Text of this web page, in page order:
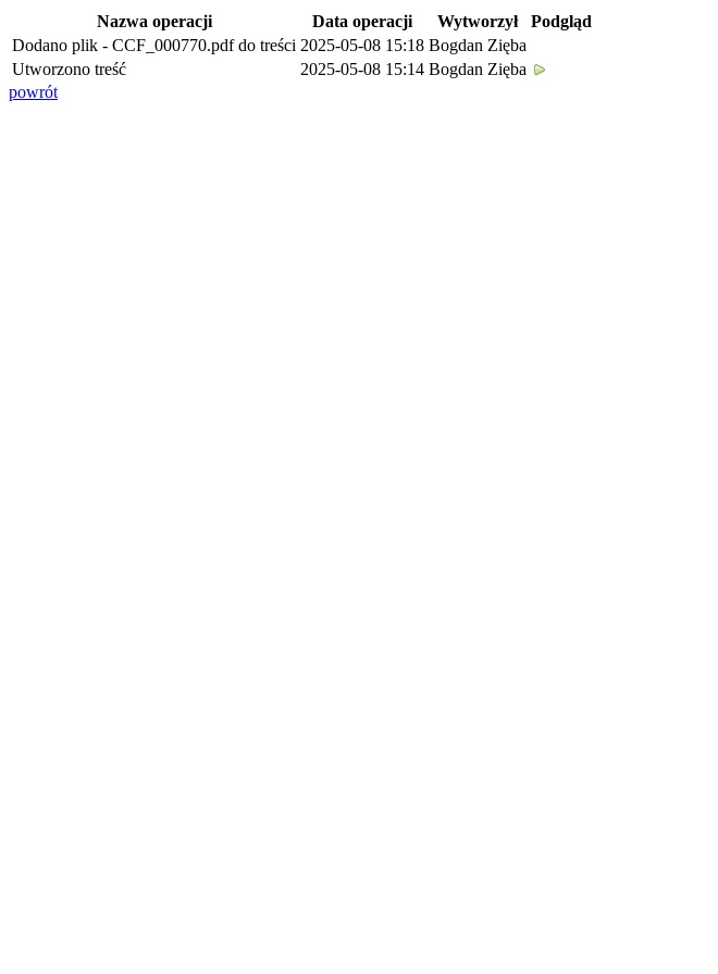
Nazwa operacji Data operacji Wytworzył
Podgląd
Dodano plik - CCF_000770.pdf do treści 2025-05-08 15:18 Bogdan Zięba
Utworzono treść
2025-05-08 15:14 Bogdan Zięba
powrót